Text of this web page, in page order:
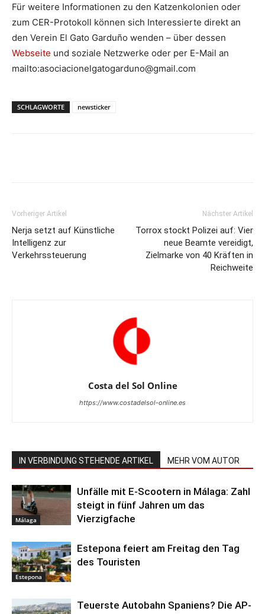
Für weitere Informationen zu den Katzenkolonien oder
zum CER-Protokoll können sich Interessierte direkt an
den Verein El Gato Garduño wenden – über dessen
Webseite und soziale Netzwerke oder per E-Mail an
mailto:asociacionelgatogarduno@gmail.com
SCHLAGWORTE newsticker
Vorheriger Artikel
Nerja setzt auf Künstliche
Intelligenz zur
Verkehrssteuerung
Nächster Artikel
Torrox stockt Polizei auf: Vier
neue Beamte vereidigt,
Zielmarke von 40 Kräften in
Reichweite
Costa del Sol Online
https://www.costadelsol-online.es
IN VERBINDUNG STEHENDE ARTIKEL MEHR VOM AUTOR
Málaga
Unfälle mit E-Scootern in Málaga: Zahl
steigt in fünf Jahren um das
Vierzigfache
Estepona
Estepona feiert am Freitag den Tag
des Touristen
Teuerste Autobahn Spaniens? Die AP-